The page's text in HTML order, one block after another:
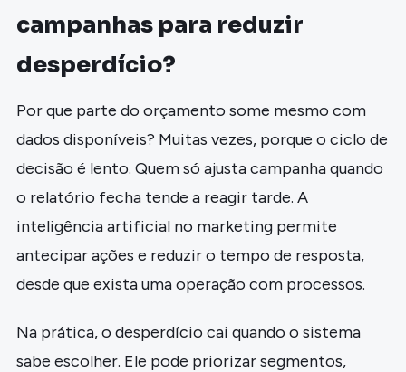
campanhas para reduzir
desperdício?
Por que parte do orçamento some mesmo com
dados disponíveis? Muitas vezes, porque o ciclo de
decisão é lento. Quem só ajusta campanha quando
o relatório fecha tende a reagir tarde. A
inteligência artificial no marketing permite
antecipar ações e reduzir o tempo de resposta,
desde que exista uma operação com processos.
Na prática, o desperdício cai quando o sistema
sabe escolher. Ele pode priorizar segmentos,